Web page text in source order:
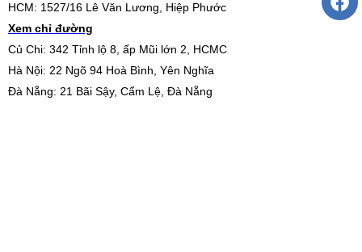
HCM: 1527/16 Lê Văn Lương, Hiệp Phước
Xem chỉ đường
Củ Chi: 342 Tỉnh lộ 8, ấp Mũi lớn 2, HCMC
Hà Nội: 22 Ngõ 94 Hoà Bình, Yên Nghĩa
Đà Nẵng: 21 Bãi Sậy, Cẩm Lệ, Đà Nẵng